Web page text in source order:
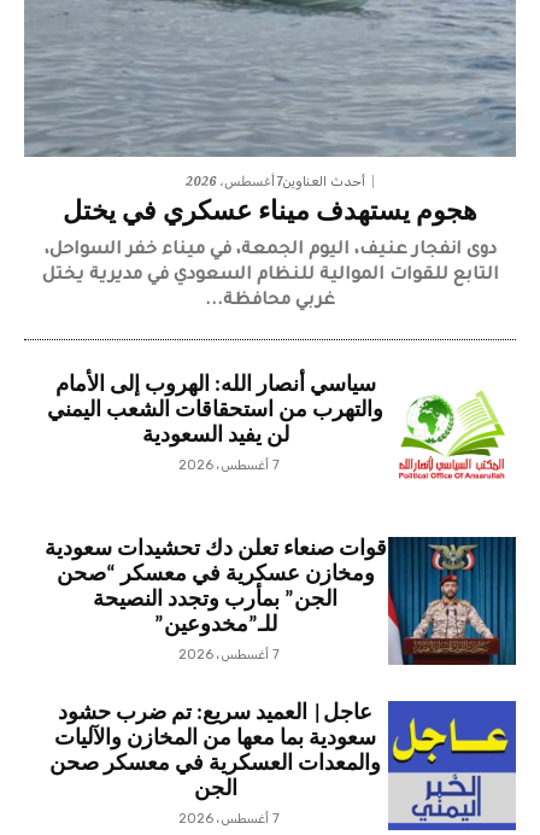
أحدث العناوين7 أغسطس، 2026
هجوم يستهدف ميناء عسكري في يختل
دوى انفجار عنيف، اليوم الجمعة، في ميناء خفر السواحل،
التابع للقوات الموالية للنظام السعودي في مديرية يختل
غربي محافظة...
سياسي أنصار الله: الهروب إلى الأمام
والتهرب من استحقاقات الشعب اليمني
لن يفيد السعودية
7 أغسطس، 2026
قوات صنعاء تعلن دك تحشيدات سعودية
ومخازن عسكرية في معسكر “صحن
الجن” بمأرب وتجدد النصيحة
للـ”مخدوعين”
7 أغسطس، 2026
عاجل| العميد سريع: تم ضرب حشود
سعودية بما معها من المخازن والآليات
والمعدات العسكرية في معسكر صحن
الجن
7 أغسطس، 2026